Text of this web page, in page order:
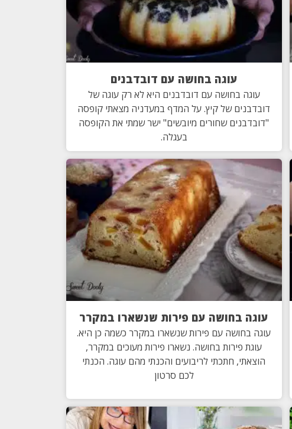
עוגה בחושה עם דובדבנים
עוגה בחושה עם דובדבנים היא לא רק עוגה של
דובדבנים של קיץ. על המדף במעדניה מצאתי קופסה
"דובדבנים שחורים מיובשים" ישר שמתי את הקופסה
בעגלה.
עוגה בחושה עם פירות שנשארו במקרר
עוגה בחושה עם פירות שנשארו במקרר כשמה כן היא.
עוגת פירות בחושה. נשארו פירות מעוכים במקרר,
הוצאתי, חתכתי לריבועים והכנתי מהם עוגה. הכנתי
לכם סרטון